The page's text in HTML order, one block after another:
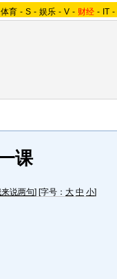
体育 - S - 娱乐 - V - 财经 - IT -
课
说两句] [字号： 大 中 小]